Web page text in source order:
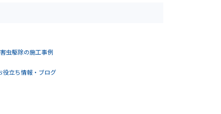
害虫駆除の施工事例
役立ち情報・ブログ